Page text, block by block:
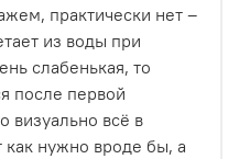
практически нет –
из воды при
слабенькая, то
после первой
визуально всё в
как нужно вроде бы, а